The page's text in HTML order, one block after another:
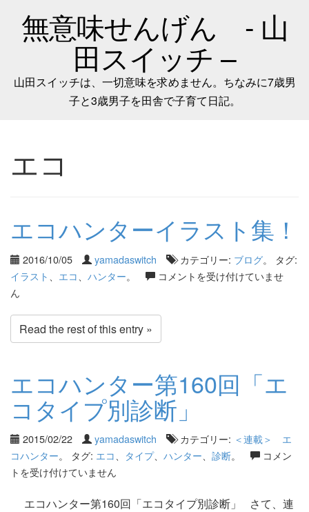
無意味せんげん - 山
田スイッチ –
山田スイッチは、一切意味を求めません。ちなみに7歳男
子と3歳男子を田舎で子育て日記。
エコ
エコハンターイラスト集！
2016/10/05 yamadaswitch カテゴリー: ブログ。 タグ:
イラスト
エコ ハンター。
コメントを受け付けていませ
ん
Read the rest of this entry »
エコハンター第160回「エ
コタイプ別診断」
2015/02/22 yamadaswitch カテゴリー: ＜連載＞ エ
コハンター。 タグ: エコ タイプ、 ハンター 診断。
コメン
トを受け付けていません
エコハンター第160回「エコタイプ別診断」 さて、連